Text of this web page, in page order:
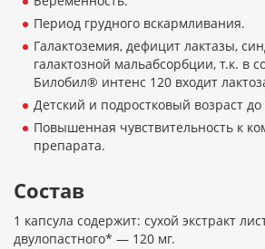
Период грудного вскармливания.
Галактоземия, дефицит лактазы,
галактозной мальабсорбции, т.к. в
Билобил® интенс 120 входит
Детский и подростковый возраст до
Повышенная чувствительность к
препарата.
Состав
1 капсула содержит: сухой экстракт
двулопастного* — 120 мг.